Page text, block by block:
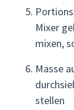
Mixer
mixen,
Masse
stellen